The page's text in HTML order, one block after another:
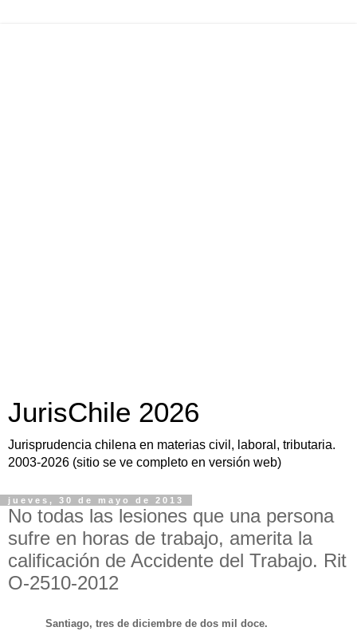
JurisChile 2026
Jurisprudencia chilena en materias civil, laboral, tributaria.
2003-2026 (sitio se ve completo en versión web)
jueves, 30 de mayo de 2013
No todas las lesiones que una persona
sufre en horas de trabajo, amerita la
calificación de Accidente del Trabajo. Rit
O-2510-2012
Santiago, tres de diciembre de dos mil doce.